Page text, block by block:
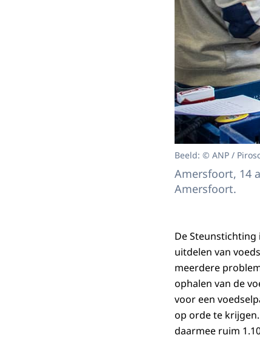
Beeld: © ANP /
Amersfoort, 14
Amersfoort.
De
uitdelen van
meerdere
ophalen van de
voor een
op orde te
daarmee ruim